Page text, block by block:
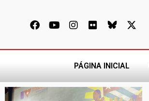
PÁGINA INICIAL